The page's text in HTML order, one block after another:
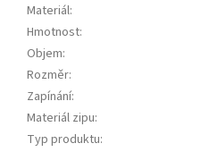
Materiál:
Hmotnost:
Objem:
Rozměr:
Zapínání:
Materiál zipu:
Typ produktu: